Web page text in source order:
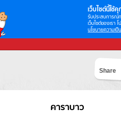
เว็บไซต์นี้ใช้คุ
รับประสบการณ์
เว็บไซต์ของเรา
นโยบายความเป็
Share
คาราบาว